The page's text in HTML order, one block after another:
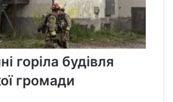
горіла будівля
громади